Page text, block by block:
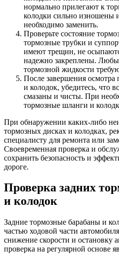
нормально прилегают к
колодки сильно изношены
необходимо заменить.
Проверьте состояние
тормозные трубки и
имеют трещин, не
надежно закреплены.
тормозной жидкости
После завершения осмотра
и колодок, убедитесь, что
смазаны и чисты. При
тормозные шланги и
При обнаружении каких-либо
тормозных дисках и колодках,
специалисту для ремонта или
Своевременная проверка и
сохранить безопасность и
дороге.
Проверка задних
и колодок
Задние тормозные барабаны и
частью ходовой части
снижение скорости и остановку
проверка на регулярной основе